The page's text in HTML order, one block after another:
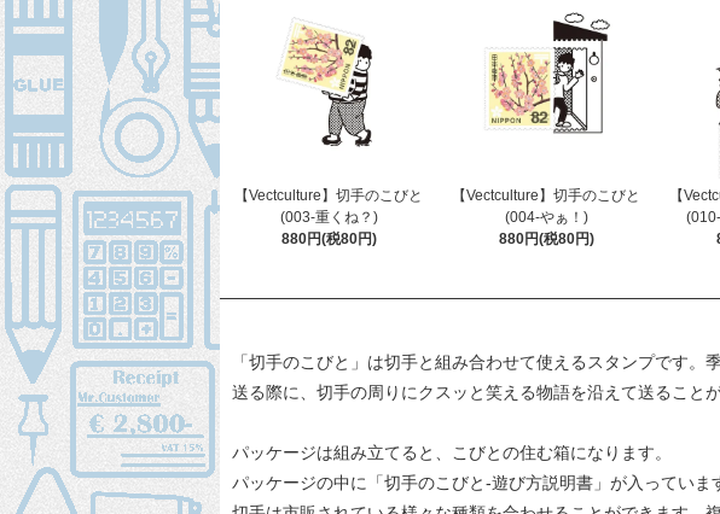
【Vectculture】切手のこびと
(003-重くね？)
880円(税80円)
【Vectculture】切手のこびと
(004-やぁ！)
880円(税80円)
【
「切手のこびと」は切手と組み合わせて使えるスタンプです
送る際に、切手の周りにクスッと笑える物語を沿えて送ることが
パッケージは組み立てると、こびとの住む箱になります。
パッケージの中に「切手のこびと-遊び方説明書」が入っていま